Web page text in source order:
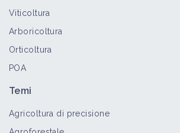
Viticoltura
Arboricoltura
Orticoltura
POA
Temi
Agricoltura di precisione